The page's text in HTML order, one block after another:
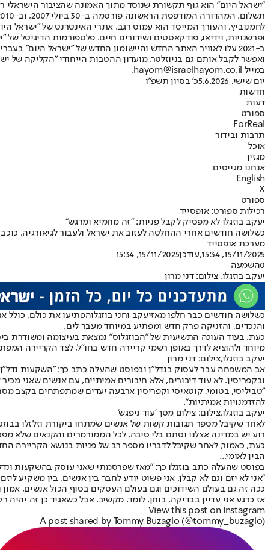
"ישראל היום" הוא גוף תקשורת שנוסד מתוך האמונה שהציבור הישראלי
ופרשנויות, וידיאו, פודקאסטים ושידורים חיים. פלטפורמות הדיגיטל של
ב-2021 עלו לאוויר האתר החדש והיישומון החדש של "ישראל
ואפשר לקבל אותם גם בניוזלטר. מועדון ההטבות הייחודי "הקליקה של
במייל hayom@israelhayom.co.il.
יום שישי, 5.6.2026
כ' בסיון תשפ"ו
חדשות
דעות
ספורט
ForReal
תרבות ובידור
אוכל
מגזין
אנחנו מגייסים
English
X
ספורט
רכילות ספורט: אופסייד
יעקב בוזגלו לא מפסיק לקבל פניות: "זה מחמיא ומרגש"
כשלושה חודשים אחרי ההחלטה לעזוב את ישראל ולעבור לגיאורגיה,
מערכת אופסייד
15/11/2025, 15:34
,עודכן15/11/2025, 15:34
0השמעה
יעקב בוזגלו. צילום: דני מרון
כשלושה חודשים כבר חלפו מאזיעקב וחני בוזגלוהפתיעו את כולם, כולל
והנכדים, והזניקה פרק חדש ומפתיע במיוחד מעבר לים.
כעת, בעוד העונה התשיעית של "הבוזגלוס" נמצאת בעיצומה ומשודרת
מיוחד ולהוציא לדרך באופן רשמי קריירה חדש בחו"ל, לצד הקריירה
יעקב בוזגלו,צילום: דני מרון
אב המשפחה עבר לעסוק בנדל"ן ובפוסט שהעלה כתב כך: "השקעות נדל״ן
ובקפריסין. לא עוד דיבורים, אלא חיבורים אמיתיים, עם אנשים שאני
"טביליסי, בטומי, קוטאיסי וקפריסין ארבעה יעדים שמתפתחים בקצב
להזדמנויות אמיתיות".
יעקב בוזגלו,צילום: צילום מסך 'עוד ניפגש'
לאחר שקיבל מספר תגובות קשות של אנשים שמתחו ביקורת וזלזלו
רוע יש במדינה אצלנו וסתם בלי סיבה, לכל הממורמרים והקנאים שלא
כעת, כאמור, לאחר שקיבל לדבריו מספר רב של פניות בנושא הקריירה
הבין לאומי...
בפוסט שהעלה כתב בוזגלו כך: "מאז שפרסמתי שאני עוסק בהשקעות
"אני לא יזם וגם לא קבלן. אני פשוט יודע לחבר בין אנשים, בין משקיע
ככה זה גם בעולם השידוכים וגם בעולם העסקים בסוף הכול אנשים, אמון
אז כרגע אני עדיין בבדיקה, בוחן, לומד, מקשיב. אבל כשאגיד כן זה
View this post on Instagram
A post shared by Tommy Buzaglo (@tommy_buzaglo)